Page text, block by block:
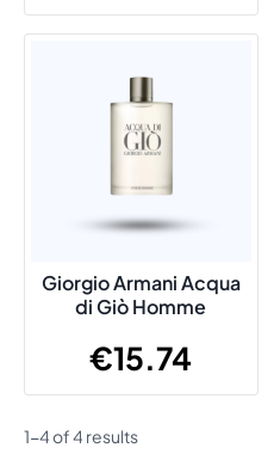
Giorgio Armani Acqua
di Giò Homme
€15.74
1-4 of 4 results